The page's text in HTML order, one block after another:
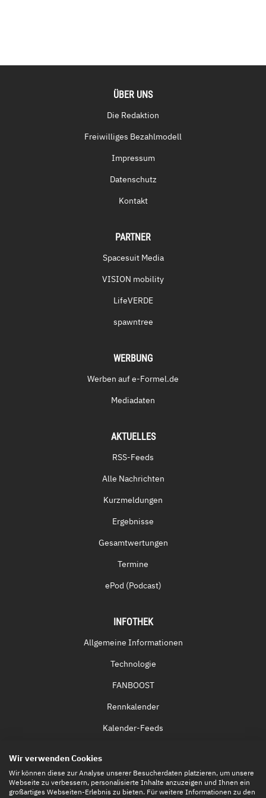
ÜBER UNS
Die Redaktion
Freiwilliges Bezahlmodell
Impressum
Datenschutz
Kontakt
PARTNER
Spacesuit Media
VISION mobility
LifeVERDE
spawntree
WERBUNG
Werben auf e-Formel.de
Mediadaten
AKTUELLES
RSS-Feeds
Alle Nachrichten
Kurzmeldungen
Ergebnisse
Gesamtwertungen
Termine
ePod (Podcast)
INFOTHEK
Allgemeine Informationen
Technologie
FANBOOST
Rennkalender
Kalender-Feeds
Eintrittskarten
Wir verwenden Cookies
Wir können diese zur Analyse unserer Besucherdaten platzieren, um unsere
Webseite zu verbessern, personalisierte Inhalte anzuzeigen und Ihnen ein
großartiges Webseiten-Erlebnis zu bieten. Für weitere Informationen zu den